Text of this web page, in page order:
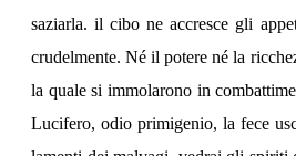
saziarla. il cibo ne accresce gli
crudelmente. Né il potere né la
la quale si immolarono in
Lucifero, odio primigenio, la fece